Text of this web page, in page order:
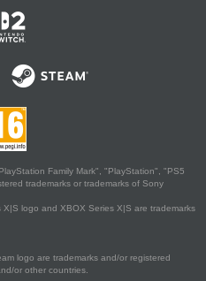
Family Mark", "PlayStation", "PS5
trademarks or trademarks of Sony
logo and XBOX Series X|S are trademarks
logo are trademarks and/or registered
or other countries.